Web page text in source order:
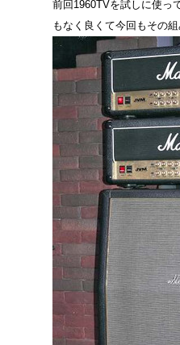
前回1960TVを試しに使っ
もなく良くて今回もその組